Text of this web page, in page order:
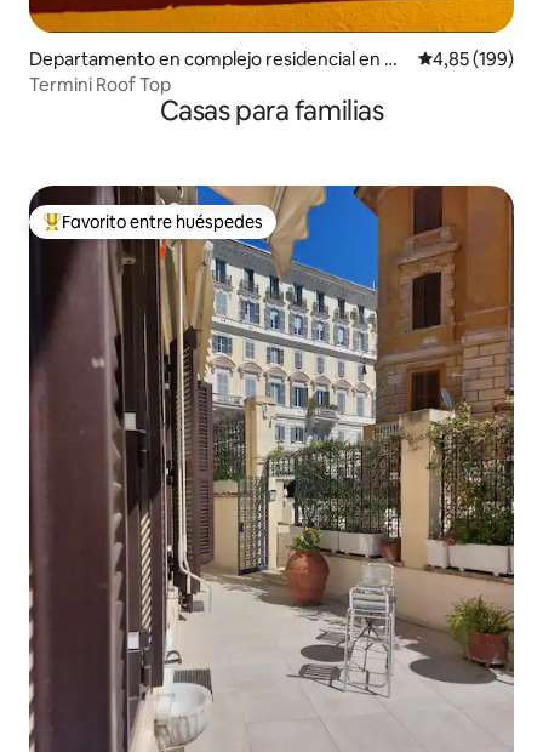
Departamento en complejo residencial en Ca
stro Pretorio
Calificación
4,85 (199)
Termini Roof Top
Casas para familias
Favorito entre los huéspedes más destacados
Favorito entre huéspedes